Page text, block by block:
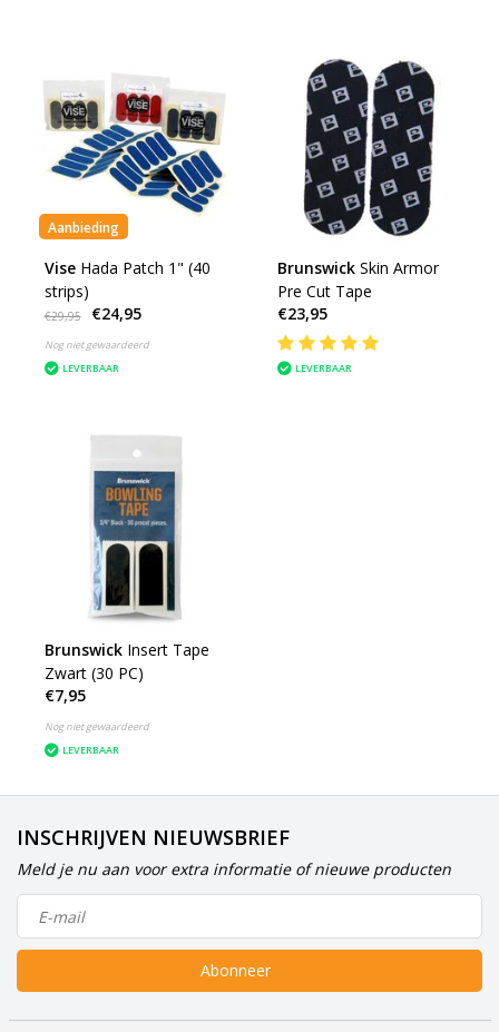
Aanbieding
Vise Hada Patch 1" (40
strips)
€29,95 €24,95
Nog niet gewaardeerd
LEVERBAAR
Brunswick Skin Armor
Pre Cut Tape
€23,95
LEVERBAAR
Brunswick Insert Tape
Zwart (30 PC)
€7,95
Nog niet gewaardeerd
LEVERBAAR
INSCHRIJVEN NIEUWSBRIEF
Meld je nu aan voor extra informatie of nieuwe producten
Abonneer